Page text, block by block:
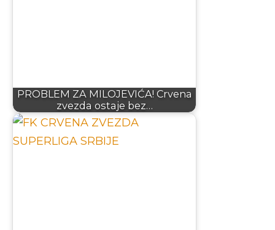
PROBLEM ZA MILOJEVIĆA! Crvena
zvezda ostaje bez…